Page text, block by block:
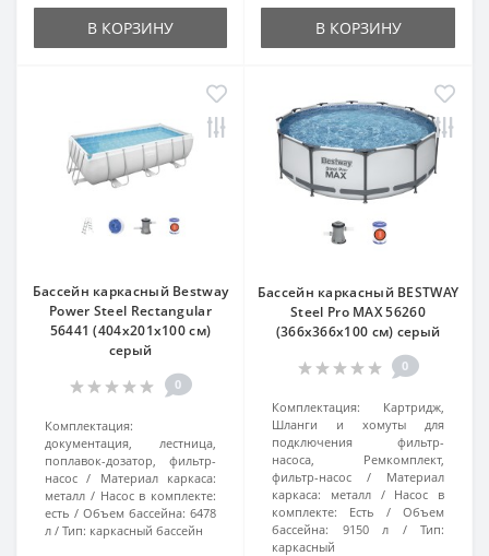
В КОРЗИНУ В КОРЗИНУ
Бассейн каркасный Bestway
Power Steel Rectangular
56441 (404x201x100 см)
серый
0
Комплектация:
документация, лестница,
поплавок-дозатор, фильтр-
насос
Материал каркаса:
металл
Насос в комплекте:
есть
Объем бассейна: 6478
л
Тип: каркасный бассейн
Бассейн каркасный BESTWAY
Steel Pro MAX 56260
(366x366х100 см) серый
0
Комплектация:
Картридж,
Шланги и хомуты для
подключения фильтр-
насоса, Ремкомплект,
фильтр-насос
Материал
каркаса:
металл
Насос в
комплекте:
Есть
Объем
бассейна:
9150 л
Тип:
каркасный